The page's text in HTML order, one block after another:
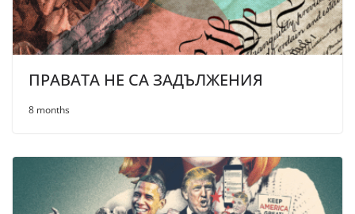
ПРАВАТА НЕ СА ЗАДЪЛЖЕНИЯ
8 months